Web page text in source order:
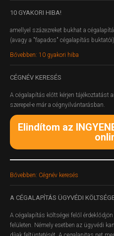
10 GYAKORI HIBA!
amellyel százezreket bukhat a
(avagy a "fapados" cégalapítás buktatói)
Bővebben: 10 gyakori hiba
CÉGNÉV KERESÉS
A cégalapítás előtt kérjen tájékoztatást
szerepel-e már a cégnyilvántarásban.
Elindítom az
Bővebben: Cégnév keresés
A CÉGALAPÍTÁS ÜGYVÉDI
A cégalapítás költségei felől
felületen. Némely esetben az ügyvédi